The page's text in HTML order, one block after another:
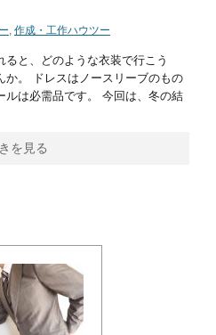
, 作成・工作ハウツー
と、どのような衣装で行こう
か。 ドレスはノースリーブのもの
ルは必需品です。 今回は、冬の結
を見る